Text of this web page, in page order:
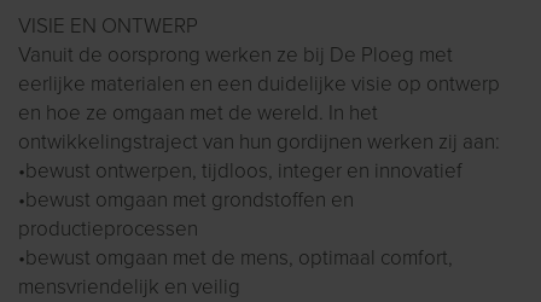
VISIE EN ONTWERP
Vanuit de oorsprong werken ze bij De Ploeg met
eerlijke materialen en een duidelijke visie op ontwerp
en hoe ze omgaan met de wereld. In het
ontwikkelingstraject van hun gordijnen werken zij aan:
•bewust ontwerpen, tijdloos, integer en innovatief
•bewust omgaan met grondstoffen en
productieprocessen
•bewust omgaan met de mens, optimaal comfort,
mensvriendelijk en veilig